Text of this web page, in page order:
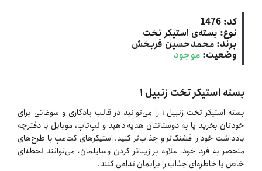
کد: 1476
نوع: بسته‌ی استیکر تخت
برند: محمدحسین فربخش
وضعیت: موجود
بسته استیکر تخت زنبیل ۱
بسته استیکر تخت زنبیل ۱ را می‌توانید در قالب یادگاری و سوغاتی برای
خودتان بخرید یا به دوستانتان هدیه دهید و لپ‌تاپ، موبایل یا دفترچه
یادداشت خود را قشنگ‌تر و جذاب‌تر کنید. استیکرهای کت‌مپ با طرح‌های
منحصر به فرد خود، علاوه بر زیباتر کردن وسایلمان، می‌توانند لحظه‌ای
خاص یا خاطره‌ای جذاب را برایمان تداعی کنند.